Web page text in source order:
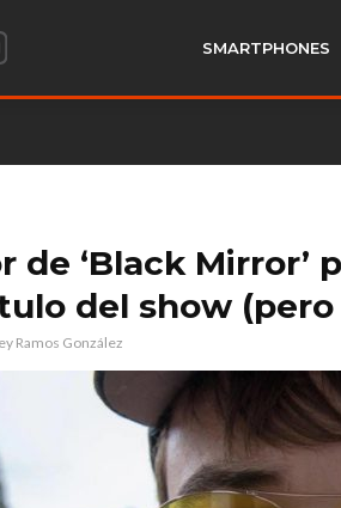
SMARTPHONES
de ‘Black Mirror’
del show
Ramos González